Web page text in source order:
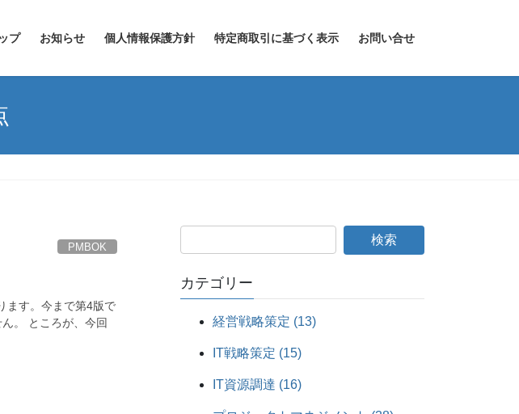
プ お知らせ 個人情報保護方針 特定商取引に基づく表示 お問い合せ
PMBOK
ます。今まで第4版で
。 ところが、今回
カテゴリー
経営戦略策定 (13)
IT戦略策定 (15)
IT資源調達 (16)